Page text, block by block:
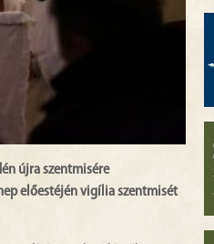
újra szentmisére
előestéjén vigília szentmisét